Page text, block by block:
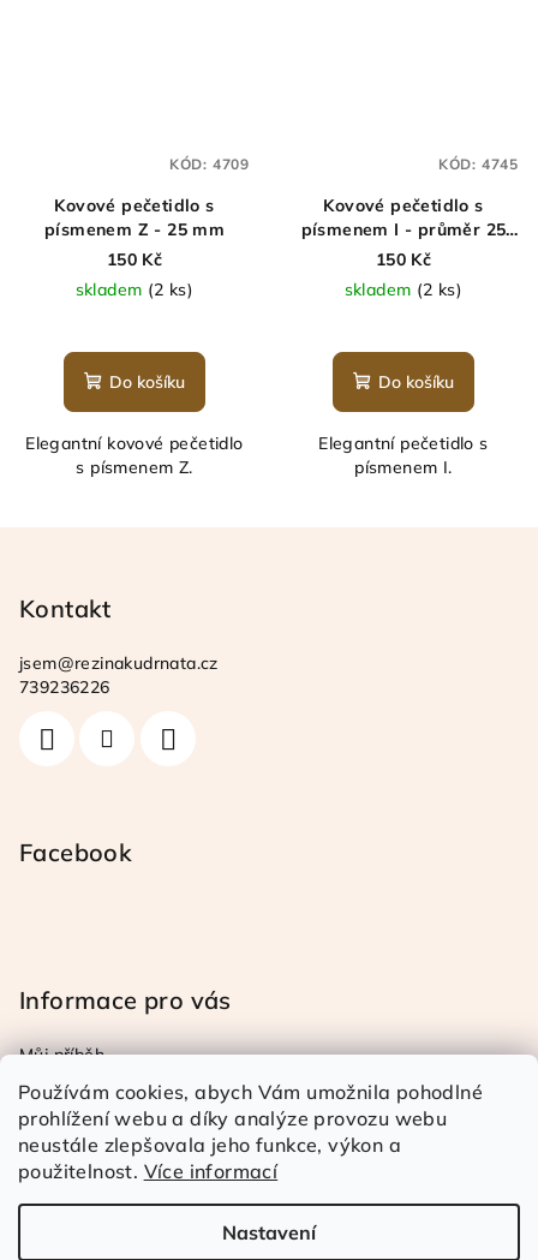
Používám cookies, abych Vám umožnila pohodlné
prohlížení webu a díky analýze provozu webu
neustále zlepšovala jeho funkce, výkon a
použitelnost. Více informací
Nastavení
Kovové pečetidlo s
písmenem Z - 25 mm
150 Kč
skladem (2 ks)
Do košíku
Elegantní kovové pečetidlo
s písmenem Z.
KÓD: 4709
Kovové pečetidlo s
písmenem I - průměr 25
mm
150 Kč
skladem (2 ks)
Do košíku
Elegantní pečetidlo s
písmenem I.
KÓD: 4745
Kontakt
jsem@rezinakudrnata.cz
739236226
Facebook
Informace pro vás
Můj příběh
Obchodní a reklamační podmínky
Podmínky ochrany osob. úd.
Doprava a platba
Kontakty